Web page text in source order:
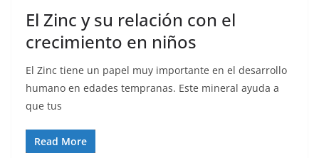
El Zinc y su relación con el
crecimiento en niños
El Zinc tiene un papel muy importante en el desarrollo
humano en edades tempranas. Este mineral ayuda a
que tus
Read More